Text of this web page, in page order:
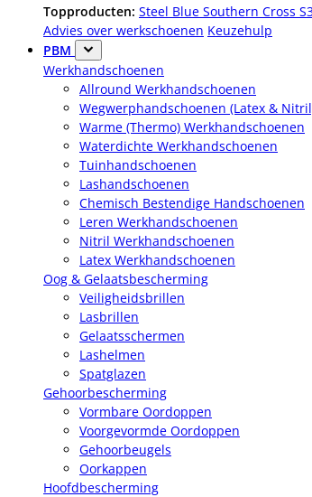
Topproducten: Steel Blue Southern Cross
Advies over werkschoenen Keuzehulp
PBM
Werkhandschoenen
Allround Werkhandschoenen
Wegwerphandschoenen (Latex &
Warme (Thermo) Werkhandschoenen
Waterdichte Werkhandschoenen
Tuinhandschoenen
Lashandschoenen
Chemisch Bestendige Handschoenen
Leren Werkhandschoenen
Nitril Werkhandschoenen
Latex Werkhandschoenen
Oog & Gelaatsbescherming
Veiligheidsbrillen
Lasbrillen
Gelaatsschermen
Lashelmen
Spatglazen
Gehoorbescherming
Vormbare Oordoppen
Voorgevormde Oordoppen
Gehoorbeugels
Oorkappen
Hoofdbescherming